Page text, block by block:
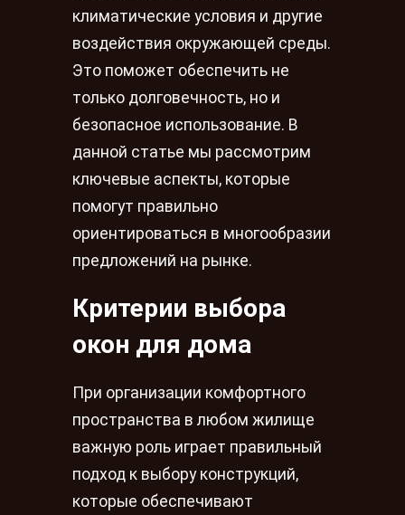
климатические условия и другие
воздействия окружающей среды.
Это поможет обеспечить не
только долговечность, но и
безопасное использование. В
данной статье мы рассмотрим
ключевые аспекты, которые
помогут правильно
ориентироваться в многообразии
предложений на рынке.
Критерии выбора
окон для дома
При организации комфортного
пространства в любом жилище
важную роль играет правильный
подход к выбору конструкций,
которые обеспечивают